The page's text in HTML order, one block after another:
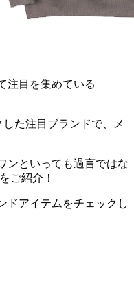
注目を集めている
た注目ブランドで、メ
ンといっても過言ではな
ご紹介！
ドアイテムをチェックし